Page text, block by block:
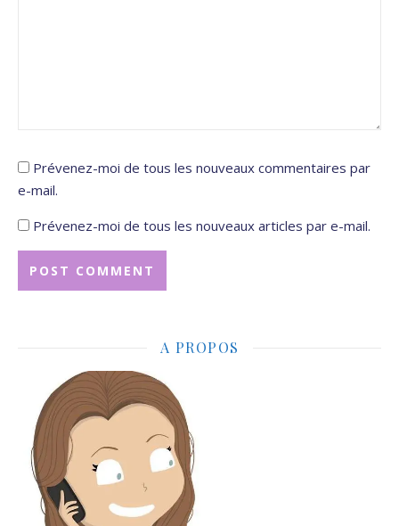
Prévenez-moi de tous les nouveaux commentaires par
e-mail.
Prévenez-moi de tous les nouveaux articles par e-mail.
A PROPOS